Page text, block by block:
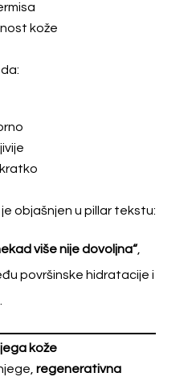
kože
objašnjen u pillar tekstu:
više nije dovoljna“,
površinske hidratacije i
kože
regenerativna